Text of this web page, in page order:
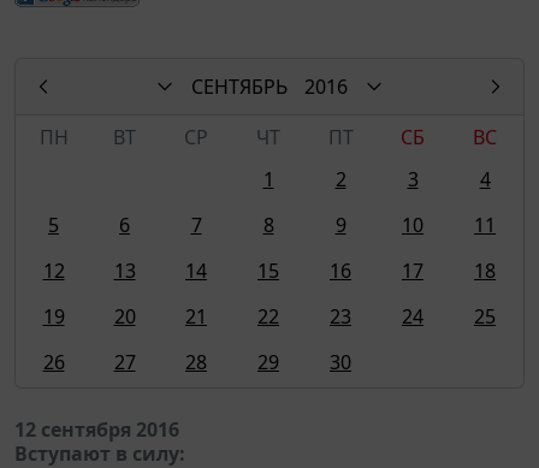
СЕНТЯБРЬ
2016
ПН
ВТ СР ЧТ ПТ СБ
ВС
1
2 3
4
5
6 7 8 9 10
11
12
13 14 15 16 17
18
19
20 21 22 23 24
25
26
27 28 29 30
12 сентября 2016
Вступают в силу: